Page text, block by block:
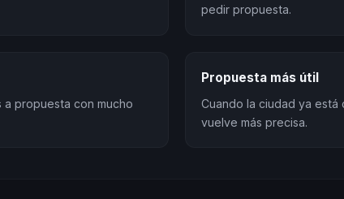
pedir propuesta.
a propuesta con mucho
Propuesta más útil
Cuando la ciudad ya está
vuelve más precisa.